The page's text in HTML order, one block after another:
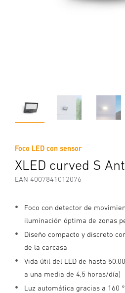
Foco LED con sensor
XLED curved S
EAN 4007841012076
Foco con detector de
iluminación óptima de zonas
Diseño compacto y discreto
de la carcasa
Vida útil del LED de hasta
a una media de 4,5 horas/día)
Luz automática gracias a 160